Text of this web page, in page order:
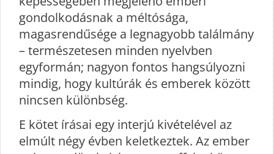
gondolkodásnak a méltósága,
magasrendűsége a legnagyobb találmány
– természetesen minden nyelvben
egyformán; nagyon fontos hangsúlyozni
mindig, hogy kultúrák és emberek között
nincsen különbség.
E kötet írásai egy interjú kivételével az
elmúlt négy évben keletkeztek. Az ember